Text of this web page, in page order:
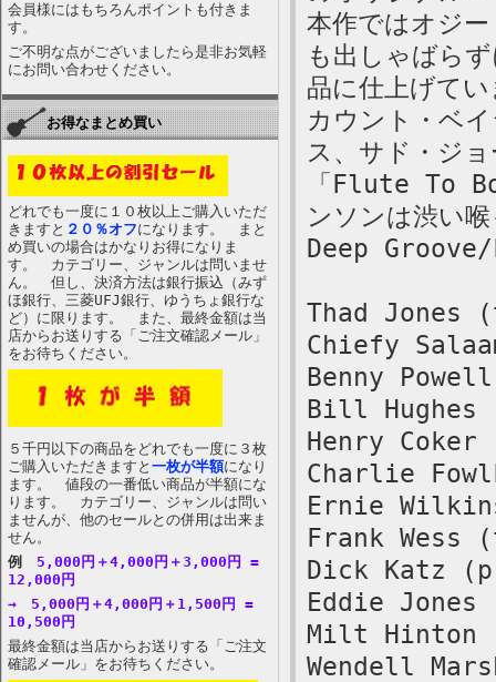
会員様にはもちろんポイントも付きま
す。
ご不明な点がございましたら是非お気軽
にお問い合わせください。
お得なまとめ買い
どれでも一度に１０枚以上ご購入いただ
きますと ２０％オフになります。 まと
め買いの場合はかなりお得になりま
す。 カテゴリー、ジャンルは問いませ
ん。 但し、決済方法は銀行振込（みず
ほ銀行、三菱UFJ銀行、ゆうちょ銀行な
ど）に限ります。 また、最終金額は当
店からお送りする「ご注文確認メール」
をお待ちください。
５千円以下の商品をどれでも一度に３枚
ご購入いただきますと 一枚が半額になり
ます。 値段の一番低い商品が半額にな
ります。 カテゴリー、ジャンルは問い
ませんが、他のセールとの併用は出来ま
せん。
例
5,000円＋4,000円＋3,000円 =
12,000円
→ 5,000円＋4,000円＋1,500円 =
10,500円
最終金額は当店からお送りする「ご注文
確認メール」をお待ちください。
本作ではオジ
も出しゃばら
品に仕上げて
カウント・ベ
ス、サド・ジ
「Flute To
ンソンは渋い
Deep
Thad Jones
Chiefy
Benny
Bill
Henry
Charlie
Ernie
Frank
Dick Katz
Eddie Jones
Milt Hinton
Wendell